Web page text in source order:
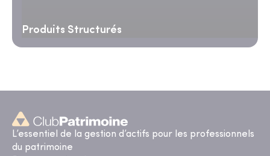
Produits Structurés
L’essentiel de la gestion d’actifs pour les professionnels
du patrimoine